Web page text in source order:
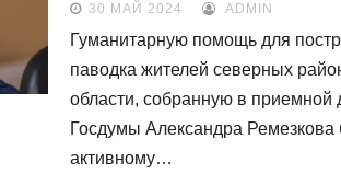
30 МАЙ 2024 ADMIN
Гуманитарную помощь для
паводка жителей северных
области, собранную в приемной
Госдумы Александра Ремезкова
активному…